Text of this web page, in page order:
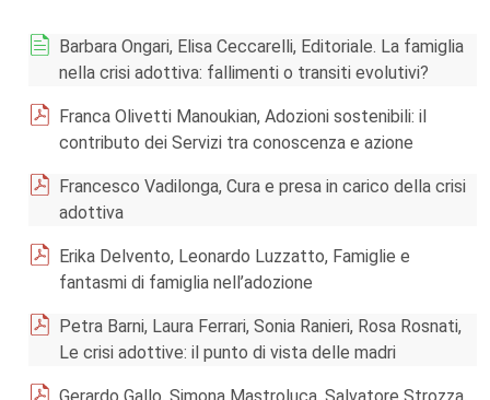
Barbara Ongari, Elisa Ceccarelli, Editoriale. La famiglia
nella crisi adottiva: fallimenti o transiti evolutivi?
Franca Olivetti Manoukian, Adozioni sostenibili: il
contributo dei Servizi tra conoscenza e azione
Francesco Vadilonga, Cura e presa in carico della crisi
adottiva
Erika Delvento, Leonardo Luzzatto, Famiglie e
fantasmi di famiglia nell’adozione
Petra Barni, Laura Ferrari, Sonia Ranieri, Rosa Rosnati,
Le crisi adottive: il punto di vista delle madri